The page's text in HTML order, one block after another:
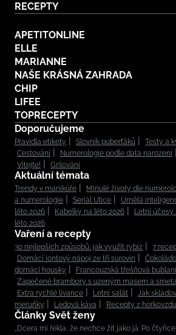
RECEPTY
APETITONLINE
ELLE
MARIANNE
NAŠE KRÁSNÁ ZAHRADA
CHIP
LIFEE
TOPRECEPTY
Doporučujeme
Pravidla etikety Slovník puberťáků Testy a
Cestování
Numerologie podle data narození
Vítejte!
Grilování
Aktuální témata
Trendy v manikúře Minulé životy dle
a numerologie
Seriál Ulice Umělá
léto 2026
Kabelky na léto 2026 Letní účesy
léto 2026
Vaření a recepty
30 nejlepších způsobů, jak využít rybíz
7
Domácí iontový nápoj ze tří surovin
domácí housky
Francouzská třešňová
Zapečené brambory s uzeným masem a
Extra rychlé lívance
Letní salát
Jak
meruňky
Ledová káva Recepty z
Články Svět ženy
„Dcera mi řekla, že nechce žít jako já. Po